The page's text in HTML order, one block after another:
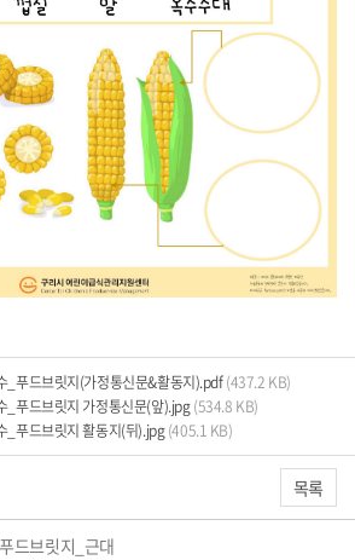
_푸드브릿지(가정통신문&활동지).pdf(437.2 KB)
_푸드브릿지 가정통신문(앞).jpg(534.8 KB)
_푸드브릿지 활동지(뒤).jpg(405.1 KB)
목록
드브릿지_근대